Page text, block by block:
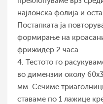
најлонска фолија и
Постапката ја
формирање на
фрижидер 2 часа.
4. Тестото го
во димензии околу
мм. Сечиме
ставаме по 1 лажице